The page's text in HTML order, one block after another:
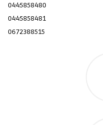
0445858480
0445858481
0672388515